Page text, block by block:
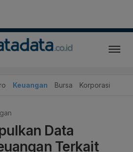
Keuangan Bursa Korporasi
Data
Terkait